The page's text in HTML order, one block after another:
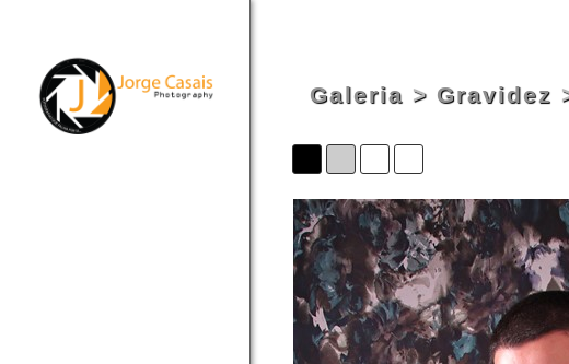
Galeria > Gravidez